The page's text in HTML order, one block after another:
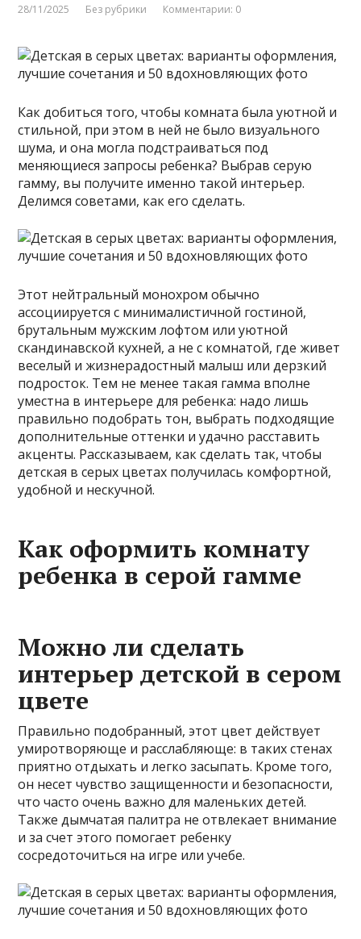
28/11/2025 Без рубрики Комментарии: 0
Как добиться того, чтобы комната была уютной и
стильной, при этом в ней не было визуального
шума, и она могла подстраиваться под
меняющиеся запросы ребенка? Выбрав серую
гамму, вы получите именно такой интерьер.
Делимся советами, как его сделать.
Этот нейтральный монохром обычно
ассоциируется с минималистичной гостиной,
брутальным мужским лофтом или уютной
скандинавской кухней, а не с комнатой, где живет
веселый и жизнерадостный малыш или дерзкий
подросток. Тем не менее такая гамма вполне
уместна в интерьере для ребенка: надо лишь
правильно подобрать тон, выбрать подходящие
дополнительные оттенки и удачно расставить
акценты. Рассказываем, как сделать так, чтобы
детская в серых цветах получилась комфортной,
удобной и нескучной.
Как оформить комнату
ребенка в серой гамме
Можно ли сделать
интерьер детской в сером
цвете
Правильно подобранный, этот цвет действует
умиротворяюще и расслабляюще: в таких стенах
приятно отдыхать и легко засыпать. Кроме того,
он несет чувство защищенности и безопасности,
что часто очень важно для маленьких детей.
Также дымчатая палитра не отвлекает внимание
и за счет этого помогает ребенку
сосредоточиться на игре или учебе.